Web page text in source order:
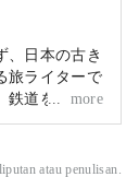
、日本の古き
旅ライターで
鉄道をはじめ
を楽しんでい
き：
more
atau penulisan.